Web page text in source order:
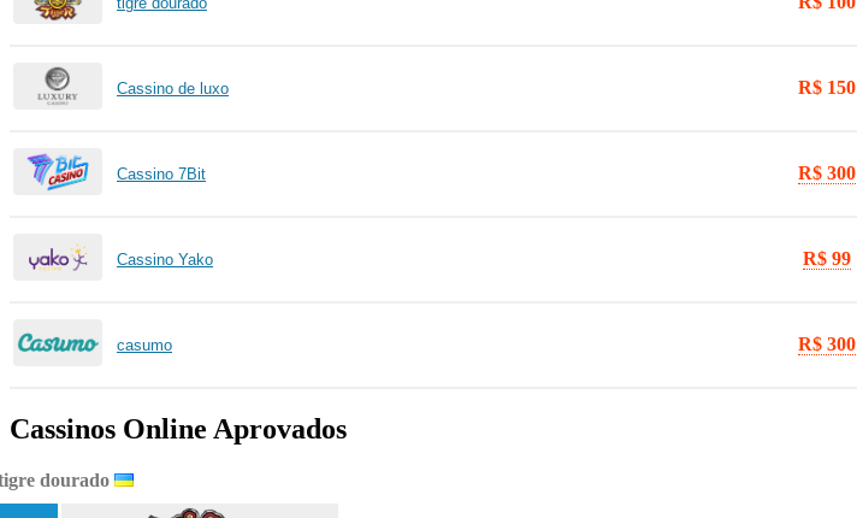
Cassino de luxo R$ 150
Cassino 7Bit R$ 300
Cassino Yako R$ 99
casumo R$ 300
Cassinos Online Aprovados
dourado